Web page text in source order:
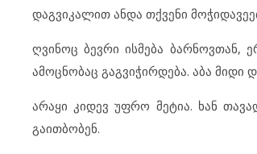
დაგვიკალით ანდა თქვენი
ღვინოც ბევრი ისმება ბარნოვთან,
ამოცნობაც გაგვიჭირდება. აბა
არაყი კიდევ უფრო მეტია. ხან
გაითბობენ.